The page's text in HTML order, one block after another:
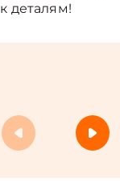
деталям!